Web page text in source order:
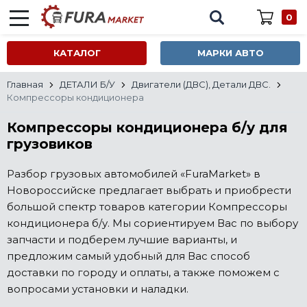
0
КАТАЛОГ МАРКИ АВТО
Главная ДЕТАЛИ Б/У
Двигатели (ДВС), Детали ДВС.
Компрессоры кондиционера
Компрессоры кондиционера б/у для
грузовиков
Разбор грузовых автомобилей «FuraMarket» в
Новороссийске предлагает выбрать и приобрести
большой спектр товаров категории Компрессоры
кондиционера б/у. Мы сориентируем Вас по выбору
запчасти и подберем лучшие варианты, и
предложим самый удобный для Вас способ
доставки по городу и оплаты, а также поможем с
вопросами установки и наладки.